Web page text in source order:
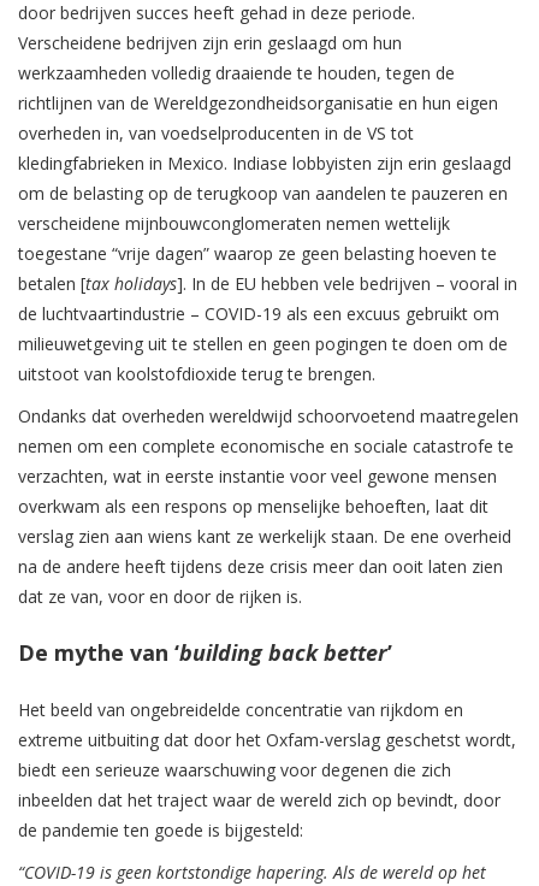
door bedrijven succes heeft gehad in deze periode.
Verscheidene bedrijven zijn erin geslaagd om hun
werkzaamheden volledig draaiende te houden, tegen de
richtlijnen van de Wereldgezondheidsorganisatie en hun eigen
overheden in, van voedselproducenten in de VS tot
kledingfabrieken in Mexico. Indiase lobbyisten zijn erin geslaagd
om de belasting op de terugkoop van aandelen te pauzeren en
verscheidene mijnbouwconglomeraten nemen wettelijk
toegestane “vrije dagen” waarop ze geen belasting hoeven te
betalen [tax holidays]. In de EU hebben vele bedrijven – vooral in
de luchtvaartindustrie – COVID-19 als een excuus gebruikt om
milieuwetgeving uit te stellen en geen pogingen te doen om de
uitstoot van koolstofdioxide terug te brengen.
Ondanks dat overheden wereldwijd schoorvoetend maatregelen
nemen om een complete economische en sociale catastrofe te
verzachten, wat in eerste instantie voor veel gewone mensen
overkwam als een respons op menselijke behoeften, laat dit
verslag zien aan wiens kant ze werkelijk staan. De ene overheid
na de andere heeft tijdens deze crisis meer dan ooit laten zien
dat ze van, voor en door de rijken is.
De mythe van ‘building back better’
Het beeld van ongebreidelde concentratie van rijkdom en
extreme uitbuiting dat door het Oxfam-verslag geschetst wordt,
biedt een serieuze waarschuwing voor degenen die zich
inbeelden dat het traject waar de wereld zich op bevindt, door
de pandemie ten goede is bijgesteld:
“COVID-19 is geen kortstondige hapering. Als de wereld op het